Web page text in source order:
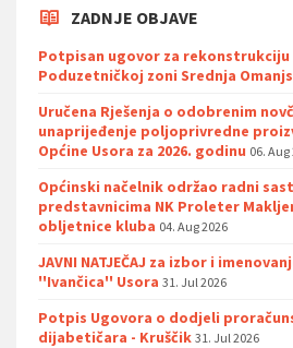
ZADNJE OBJAVE
Potpisan ugovor za
Poduzetničkoj zoni Srednja
Uručena Rješenja o odobrenim
unaprijeđenje poljoprivredne
Općine Usora za 2026. godinu 06. Aug
Općinski načelnik održao radni
predstavnicima NK Proleter
obljetnice kluba 04. Aug 2026
JAVNI NATJEČAJ za izbor i
''Ivančica'' Usora 31. Jul 2026
Potpis Ugovora o dodjeli
dijabetičara - Kruščik 31. Jul 2026